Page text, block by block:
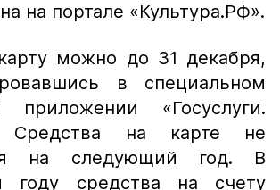
на портале «Культура.РФ».
можно до 31 декабря,
в специальном
приложении «Госуслуги.
Средства на карте не
на следующий год. В
году средства на счету